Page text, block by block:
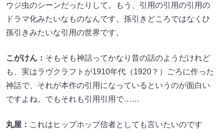
ウジ虫のシーンだったりして。もう、引用の引用の引用の
ドラマ化みたいなものなんです。孫引きどころではなくひ
孫引きみたいな引用の世界です。
こがけん： そもそも神話ってかなり昔の話のようだけれど
も、実はラヴクラフトが1910年代（1920？）ごろに作った
神話で、それが本作の引用になっているというのが面白い
ですよね。でもそれも引用引用で……
丸屋： これはヒップホップ信者としても言いたいのです